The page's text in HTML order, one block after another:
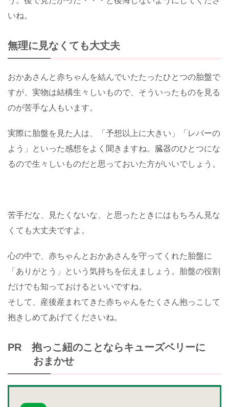
いね。
無理に見なくても大丈夫
おかあさんと赤ちゃんを結んでいたたったひとつの胎盤で
すが、実物は結構生々しいもので、そういったものを見る
のが苦手な人もいます。
実際に胎盤を見た人は、「予想以上に大きい」「レバーの
よう」といった感想をよく聞きますね。臓器のひとつにな
るので生々しいものだと思っておいた方がいいでしょう。
苦手だな、見たくないな、と思ったときにはもちろん見な
くても大丈夫ですよ。
心の中で、赤ちゃんとおかあさんを守ってくれた胎盤に
「ありがとう」という気持ちを伝えましょう。胎盤の役割
だけでも知っておけるといいですね。
そして、産後産まれてきた赤ちゃんをたくさん抱っこして
抱きしめてあげてくださいね。
PR 抱っこ紐のことならキューズベリーに
おまかせ